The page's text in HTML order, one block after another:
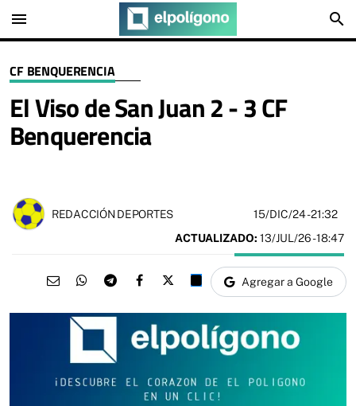
menu search
CF BENQUERENCIA
El Viso de San Juan 2 - 3 CF
Benquerencia
REDACCIÓN DEPORTES 15/DIC/24- 21:32
ACTUALIZADO: 13/JUL/26 - 18:47
Agregar a Google